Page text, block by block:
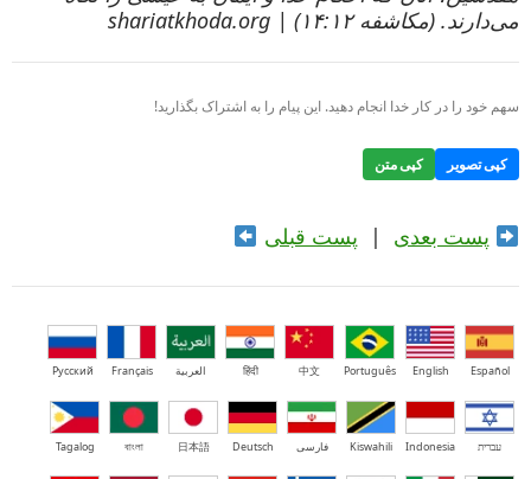
می‌دارند. (مکاشفه ۱۴:۱۲) | shariatkhoda.org
سهم خود را در کار خدا انجام دهید. این پیام را به اشتراک بگذارید!
کپی تصویر کپی متن
پست بعدی | پست قبلی
Español
English
Português
中文
हिंदी العربية Français
Русский
עברית Indonesia
Kiswahili فارسی Deutsch
日本語
বাংলা
Tagalog